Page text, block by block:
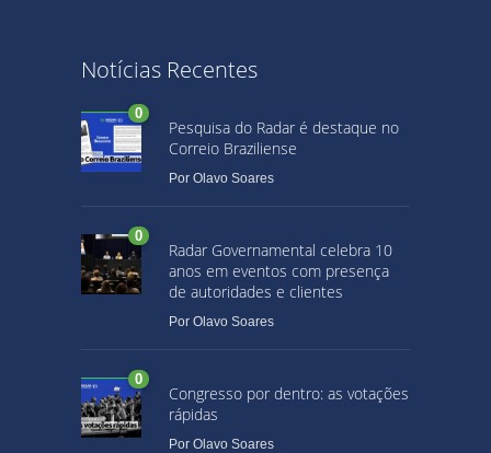
Notícias Recentes
0
Pesquisa do Radar é destaque no
Correio Braziliense
Por Olavo Soares
0
Radar Governamental celebra 10
anos em eventos com presença
de autoridades e clientes
Por Olavo Soares
0
Congresso por dentro: as votações
rápidas
Por Olavo Soares